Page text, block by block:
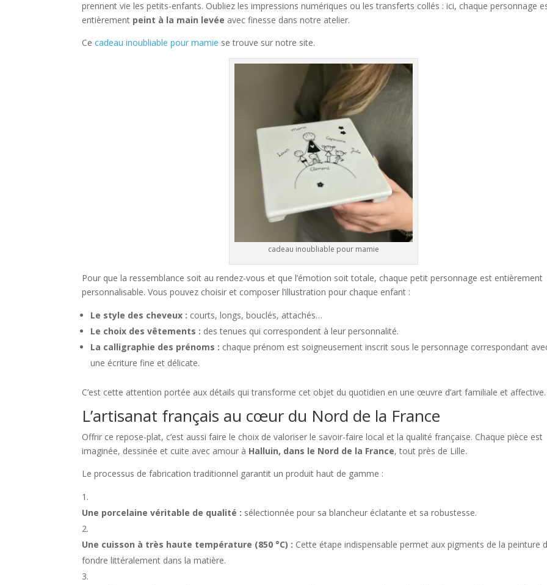
prennent vie les petits-enfants. Oubliez les impressions numériques ou les transferts collés : ici, chaque personnage
entièrement peint à la main levée avec finesse dans notre atelier.
Cecadeau inoubliable pour mamie se trouve sur notre site.
cadeau inoubliable pour mamie
Pour que la ressemblance soit au rendez-vous et que l’émotion soit totale, chaque petit personnage est entièrement
personnalisable. Vous pouvez choisir et composer l’illustration pour chaque enfant :
Le style des cheveux : courts, longs, bouclés, attachés…
Le choix des vêtements : des tenues qui correspondent à leur personnalité.
La calligraphie des prénoms : chaque prénom est soigneusement inscrit sous le personnage correspondant
une écriture fine et délicate.
C’est cette attention portée aux détails qui transforme cet objet du quotidien en une œuvre d’art familiale et affective.
L’artisanat français au cœur du Nord de la France
Offrir ce repose-plat, c’est aussi faire le choix de valoriser le savoir-faire local et la qualité française. Chaque pièce est
imaginée, dessinée et cuite avec amour à Halluin, dans le Nord de la France, tout près de Lille.
Le processus de fabrication traditionnel garantit un produit haut de gamme :
Une porcelaine véritable de qualité : sélectionnée pour sa blancheur éclatante et sa robustesse.
Une cuisson à très haute température (850 °C) : Cette étape indispensable permet aux pigments de la peinture
fondre littéralement dans la matière.